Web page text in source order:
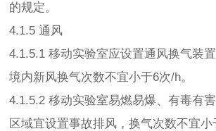
的规定。
4.1.5 通风
4.1.5.1 移动实验室应设置通风换气装
境内新风换气次数不宜小于6次/h。
4.1.5.2 移动实验室易燃易爆、有毒有
区域宜设置事故排风，换气次数不宜